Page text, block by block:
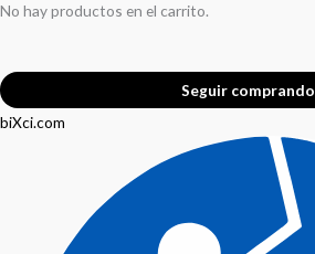
No hay productos en el carrito.
Seguir comprando
biXci.com